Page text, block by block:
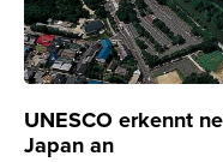
UNESCO erkennt
Japan an